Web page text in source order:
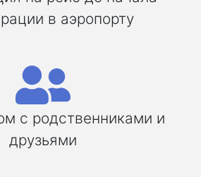
в аэропорту
с родственниками и
друзьями